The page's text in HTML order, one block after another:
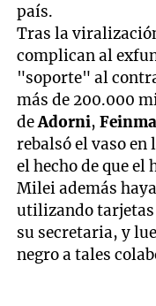
país.
Tras la
complican al
"soporte" al
más de 200.000
deAdorni,
rebalsó el vaso en
el hecho de que el
Milei además
utilizando tarjetas
su secretaria, y
negro a tales